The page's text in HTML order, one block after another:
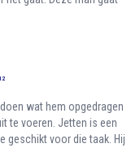
wat hem opgedragen
te voeren. Jetten is een
geschikt voor die taak. Hij